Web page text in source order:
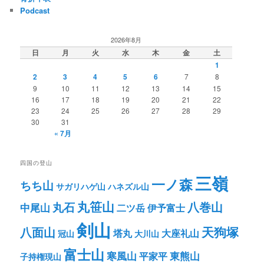
Podcast
2026年8月
日 月 火 水 木 金
土
1
2
3 4 5 6 7
8
9
10 11 12 13 14
15
16
17 18 19 20 21
22
23
24 25 26 27 28
29
30
31
« 7月
四国の登山
ちち山 サガリハゲ山 ハネズル山 一ノ森三嶺
中尾山 丸石丸笹山 二ツ岳伊予富士 八巻山
八面山 冠山 剣山 塔丸 大川山 大座礼山 天狗塚
子持権現山 富士山 寒風山 平家平東熊山